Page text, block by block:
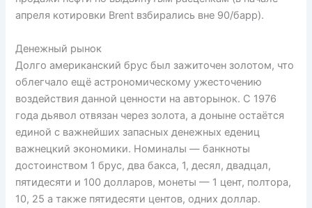
апреля котировки Brent взбирались вне 90/барр).
Денежный рынок
Долго американский брус был зажиточен золотом, что
облегчало ещё астрономическому ужесточению
воздействия данной ценности на авторынок. С 1976
года дьявол отвязан через золота, а доныне остаётся
единой с важнейших запасных денежных едениц
важнецкий экономики. Номиналы — банкноты
достоинством 1 брус, два бакса, 1, десял, двадцал,
пятидесяти и 100 долларов, монеты — 1 цент, полтора,
10, 25 а также пятидесяти центов, одних доллар.